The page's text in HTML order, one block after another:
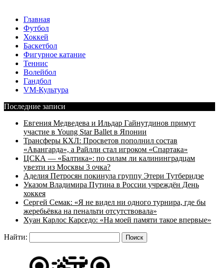
Главная
Футбол
Хоккей
Баскетбол
Фигурное катание
Теннис
Волейбол
Гандбол
VM-Культура
Последние записи
Евгения Медведева и Ильдар Гайнутдинов примут
участие в Young Star Ballet в Японии
Трансферы КХЛ: Просветов пополнил состав
«Авангарда», а Райлли стал игроком «Спартака»
ЦСКА — «Балтика»: по силам ли калининградцам
увезти из Москвы 3 очка?
Аделия Петросян покинула группу Этери Тутберидзе
Указом Владимира Путина в России учреждён День
хоккея
Сергей Семак: «Я не видел ни одного турнира, где бы
жеребьёвка на пенальти отсутствовала»
Хуан Карлос Карседо: «На моей памяти такое впервые»
Найти: